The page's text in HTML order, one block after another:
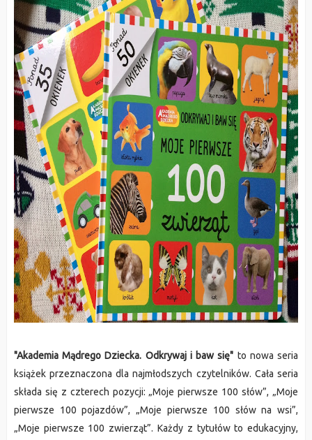
"Akademia Mądrego Dziecka. Odkrywaj i baw się" to nowa seria
książek przeznaczona dla najmłodszych czytelników. Cała seria
składa się z czterech pozycji: „Moje pierwsze 100 słów”, „Moje
pierwsze 100 pojazdów”, „Moje pierwsze 100 słów na wsi”,
„Moje pierwsze 100 zwierząt”. Każdy z tytułów to edukacyjny,